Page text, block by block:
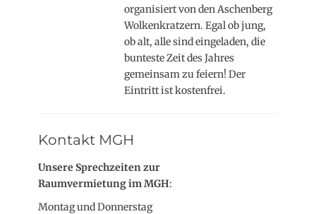
organisiert von den Aschenberg
Wolkenkratzern. Egal ob jung,
ob alt, alle sind eingeladen, die
bunteste Zeit des Jahres
gemeinsam zu feiern! Der
Eintritt ist kostenfrei.
Kontakt MGH
Unsere Sprechzeiten zur
Raumvermietung im MGH:
Montag und Donnerstag